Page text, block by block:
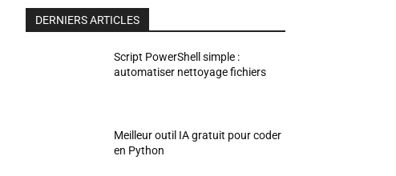
DERNIERS ARTICLES
Script PowerShell simple :
automatiser nettoyage fichiers
Meilleur outil IA gratuit pour coder
en Python